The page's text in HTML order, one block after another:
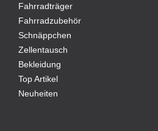
Fahrradträger
Fahrradzubehör
Schnäppchen
Zellentausch
Bekleidung
Top Artikel
Neuheiten